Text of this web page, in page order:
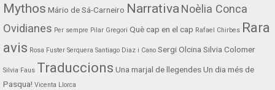
Mythos Mário de Sá-Carneiro NarrativaNoèlia Conca
Ovidianes Per sempre Pilar Gregori Què cap en el cap Rafael Chirbes Rara
avis Rosa Fuster Serquera Santiago Diaz i Cano Sergi Olcina Silvia Colomer
Silvia Faus Traduccions Una marjal de llegendesUn dia més de
Pasqua! Vicenta Llorca